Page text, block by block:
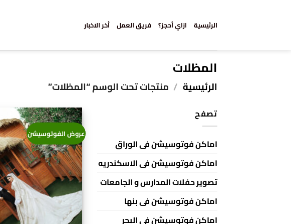
الرئيسية ازاي أحجز؟ فريق العمل أخر الاخبار
المظلات
الرئيسية / منتجات تحت الوسم “المظلات”
تصفح
اماكن فوتوسيشن فى الوراق
اماكن فوتوسيشن فى الاسكندريه
تصوير حفلات المدارس و الجامعات
اماكن فوتوسيشن فى بنها
اماكن فوتوسيشن في البحر
عروض الفوتوسيشن